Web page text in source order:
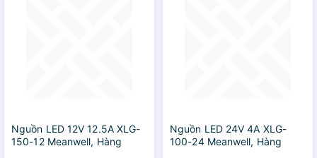
Nguồn LED 12V 12.5A XLG-
150-12 Meanwell, Hàng
Nguồn LED 24V 4A XLG-
100-24 Meanwell, Hàng